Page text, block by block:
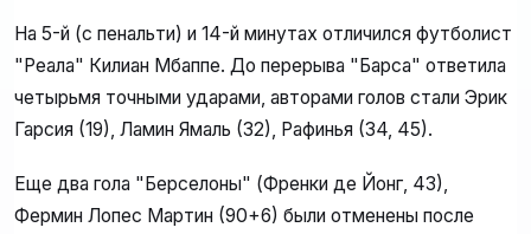
На 5-й (с пенальти) и 14-й минутах отличился футболист
"Реала" Килиан Мбаппе. До перерыва "Барса" ответила
четырьмя точными ударами, авторами голов стали Эрик
Гарсия (19), Ламин Ямаль (32), Рафинья (34, 45).
Еще два гола "Берселоны" (Френки де Йонг, 43),
Фермин Лопес Мартин (90+6) были отменены после